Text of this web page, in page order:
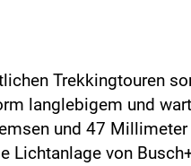
Trekkingtouren
langlebigem und
und 47
Lichtanlage von